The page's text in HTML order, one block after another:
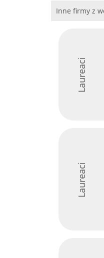
Inne firmy z
Laureaci
Laureaci